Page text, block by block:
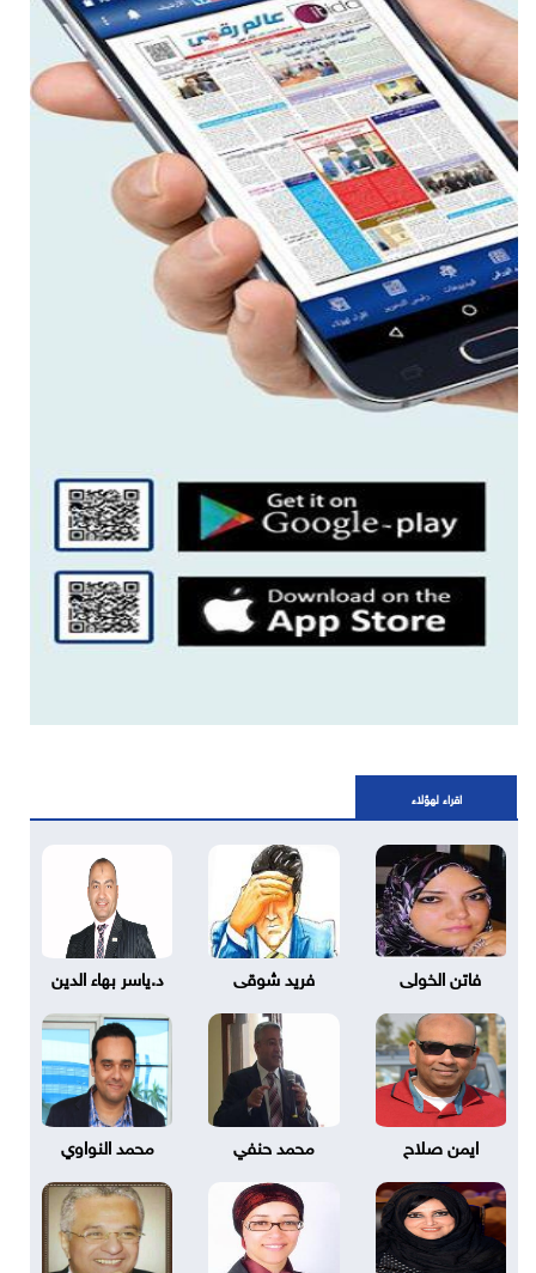
اقراء لهؤلاء
فاتن الخولى فريد شوقى د.ياسر بهاء الدين
ايمن صلاح محمد حنفي محمد النواوي